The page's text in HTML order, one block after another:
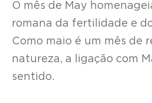
O mês de May
romana da fertilidade e
Como maio é um mês de
natureza, a ligação com
sentido.